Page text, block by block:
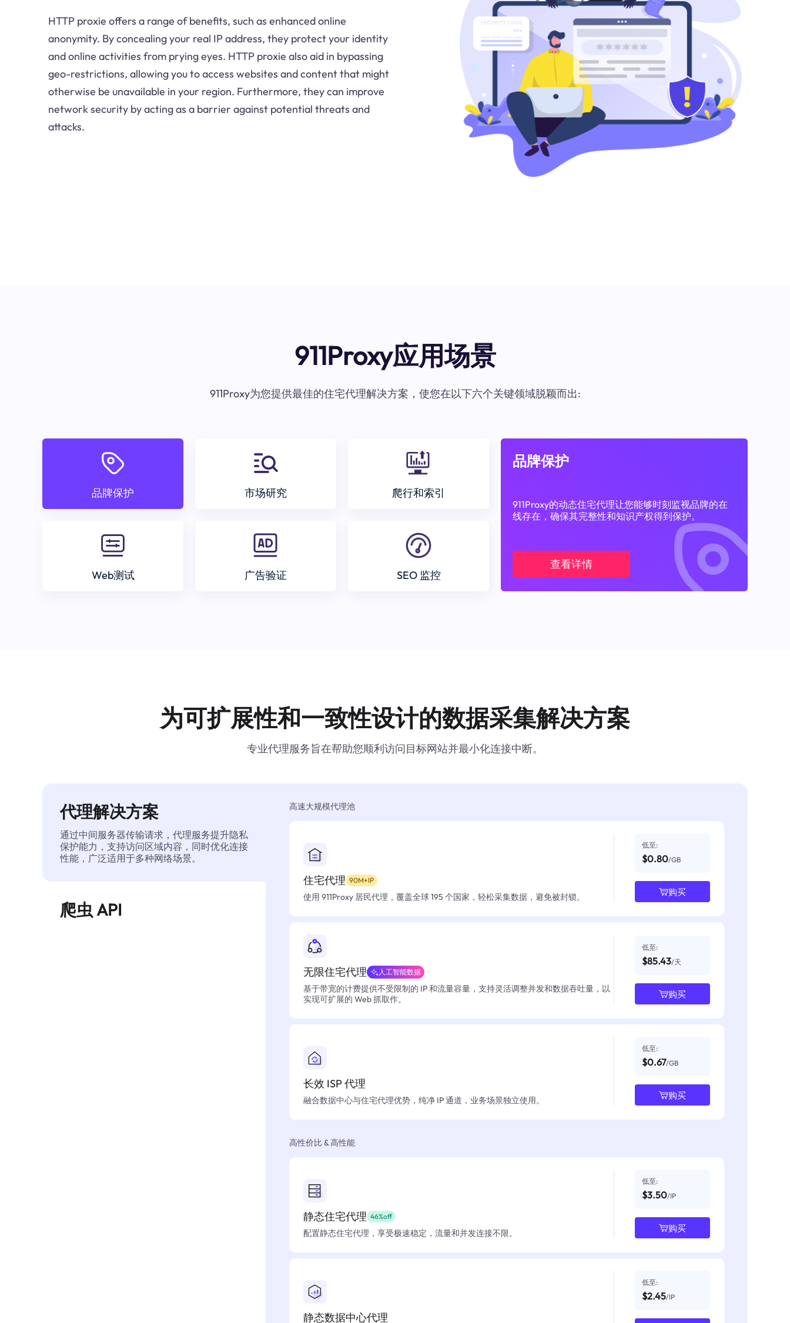
HTTP proxie offers a range of benefits, such as enhanced online
anonymity. By concealing your real IP address, they protect your identity
and online activities from prying eyes. HTTP proxie also aid in bypassing
geo-restrictions, allowing you to access websites and content that might
otherwise be unavailable in your region. Furthermore, they can improve
network security by acting as a barrier against potential threats and
attacks.
911Proxy应用场景
911Proxy为您提供最佳的住宅代理解决方案，使您在以下六个关键领域脱颖而出:
品牌保护 市场研究 爬行和索引
Web测试 广告验证 SEO 监控
品牌保护
911Proxy的动态住宅代理让您能够时刻监视品牌的在
线存在，确保其完整性和知识产权得到保护。
查看详情
为可扩展性和一致性设计的数据采集解决方案
专业代理服务旨在帮助您顺利访问目标网站并最小化连接中断。
代理解决方案
通过中间服务器传输请求，代理服务提升隐私
保护能力，支持访问区域内容，同时优化连接
性能，广泛适用于多种网络场景。
爬虫 API
高速大规模代理池
住宅代理 90M+IP
使用 911Proxy 居民代理，覆盖全球 195 个国家，轻松采集数据，避免被封锁。
低至:
$0.80/GB
购买
无限住宅代理 人工智能数据
基于带宽的计费提供不受限制的 IP 和流量容量，支持灵活调整并发和数据吞吐量，以
实现可扩展的 Web 抓取作。
低至:
$85.43/天
购买
长效 ISP 代理
融合数据中心与住宅代理优势，纯净 IP 通道，业务场景独立使用。
低至:
$0.67/GB
购买
高性价比 & 高性能
静态住宅代理 46%off
配置静态住宅代理，享受极速稳定，流量和并发连接不限。
低至:
$3.50/IP
购买
静态数据中心代理
低至:
$2.45/IP